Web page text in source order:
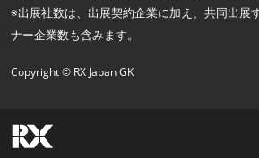
※出展社数は、出展契約企業に加え、共同出展
ナー企業数も含みます。
Copyright © RX Japan GK